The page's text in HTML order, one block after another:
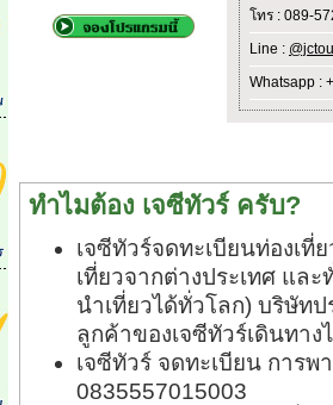
โทร : 089-
Line :
Whatsapp :
ทำไมต้อง เจซีทัวร์ ครับ?
เจซีทัวร์จดทะเบียนท่องเที่
เที่ยวจากต่างประเทศ แล
นำเที่ยวได้ทั่วโลก) บริษัท
ลูกค้าของเจซีทัวร์เดินทาง
เจซีทัวร์ จดทะเบียน การ
0835557015003